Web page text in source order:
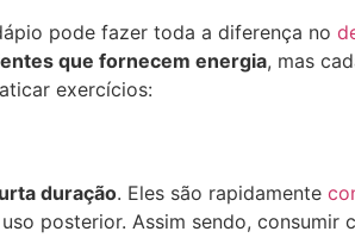
pode fazer toda a diferença no
que fornecem energia, mas
exercícios:
duração. Eles são rapidamente
posterior. Assim sendo,